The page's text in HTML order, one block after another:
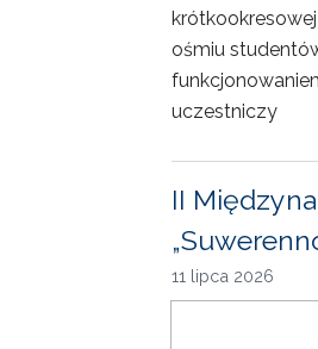
ośmiu
uczestniczy
II
11 lipca 2026